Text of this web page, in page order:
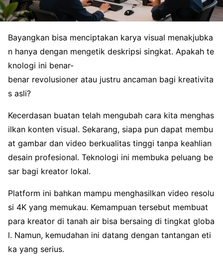
Bayangkan bisa menciptakan karya visual menakjubka
n hanya dengan mengetik deskripsi singkat. Apakah te
knologi ini benar-
benar revolusioner atau justru ancaman bagi kreativita
s asli?
Kecerdasan buatan telah mengubah cara kita menghas
ilkan konten visual. Sekarang, siapa pun dapat membu
at gambar dan video berkualitas tinggi tanpa keahlian
desain profesional. Teknologi ini membuka peluang be
sar bagi kreator lokal.
Platform ini bahkan mampu menghasilkan video resolu
si 4K yang memukau. Kemampuan tersebut membuat
para kreator di tanah air bisa bersaing di tingkat globa
l. Namun, kemudahan ini datang dengan tantangan eti
ka yang serius.